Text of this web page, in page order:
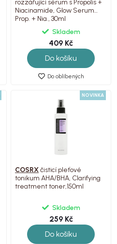
rozzářujíci sérum s Propolis +
Niacinamide, Glow Serum
Prop. + Nia., 30ml
Skladem
409 Kč
Do košíku
Do oblíbených
NOVINKA
COSRXčisticí pleťové
tonikum AHA/BHA, Clarifying
treatment toner,150ml
Skladem
259 Kč
Do košíku